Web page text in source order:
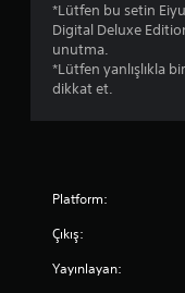
*Lütfen bu setin
Digital Deluxe
unutma.
*Lütfen yanlışlıkla
dikkat et.
Platform:
Çıkış:
Yayınlayan: